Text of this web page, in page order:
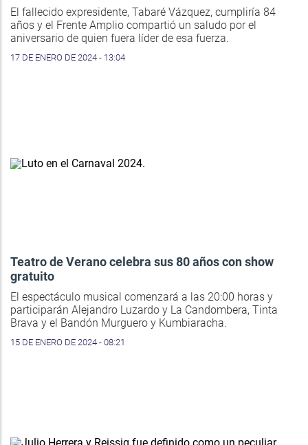
El fallecido expresidente, Tabaré Vázquez, cumpliría 84
años y el Frente Amplio compartió un saludo por el
aniversario de quien fuera líder de esa fuerza.
17 DE ENERO DE 2024 - 13:04
Teatro de Verano celebra sus 80 años con show
gratuito
El espectáculo musical comenzará a las 20:00 horas y
participarán Alejandro Luzardo y La Candombera, Tinta
Brava y el Bandón Murguero y Kumbiaracha.
15 DE ENERO DE 2024 - 08:21